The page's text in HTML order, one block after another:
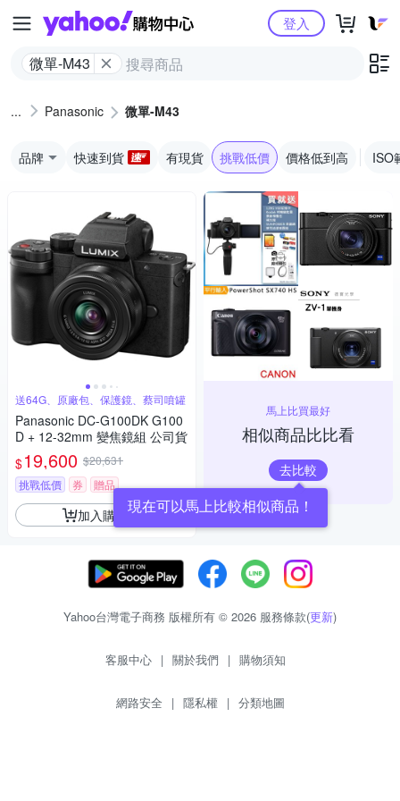
Yahoo購物中心
微單-M43
登入
Panasonic 微單-M43
品牌 快速到貨 有現貨 挑戰低價 價格低到高 ISO
送64G、原廠包、保護鏡、蔡司噴罐
Panasonic DC-G100DK G100
D + 12-32mm 變焦鏡組 公司貨
$19,600 $20,631
挑戰低價
券 贈品
加入購物車
馬上比買最好
相似商品比比看
去比較
現在可以馬上比較相似商品！
Yahoo台灣電子商務 版權所有 © 2026 服務條款(更新)
客服中心 | 關於我們 | 購物須知
網路安全 | 隱私權 | 分類地圖